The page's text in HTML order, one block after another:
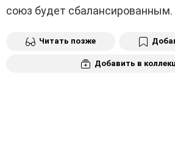
союз будет сбалансированным.
Читать позже
Добавить в